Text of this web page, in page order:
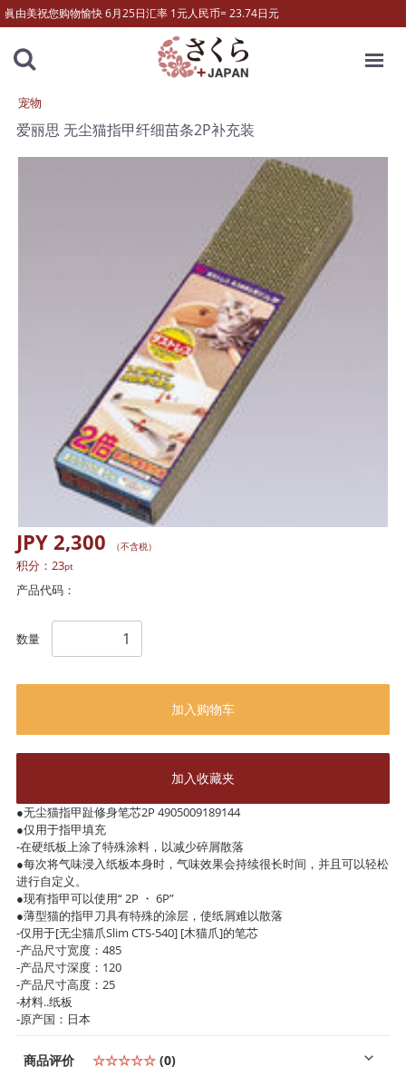
眞由美祝您购物愉快 6月25日汇率 1元人民币= 23.74日元
宠物
爱丽思 无尘猫指甲纤细苗条2P补充装
JPY 2,300 （不含税）
积分： 23pt
产品代码：
数量
加入购物车
加入收藏夹
●无尘猫指甲趾修身笔芯2P 4905009189144
●仅用于指甲填充
-在硬纸板上涂了特殊涂料，以减少碎屑散落
●每次将气味浸入纸板本身时，气味效果会持续很长时间，并且可以轻松
进行自定义。
●现有指甲可以使用“ 2P ・ 6P”
●薄型猫的指甲刀具有特殊的涂层，使纸屑难以散落
-仅用于[无尘猫爪Slim CTS-540] [木猫爪]的笔芯
-产品尺寸宽度：485
-产品尺寸深度：120
-产品尺寸高度：25
-材料..纸板
-原产国：日本
商品评价 ☆☆☆☆☆ (0)